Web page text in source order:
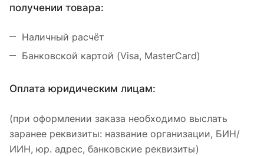
получении товара:
Наличный расчёт
Банковской картой (Visa, MasterCard)
Оплата юридическим лицам:
(при оформлении заказа необходимо выслать
заранее реквизиты: название организации, БИН/
ИИН, юр. адрес, банковские реквизиты)